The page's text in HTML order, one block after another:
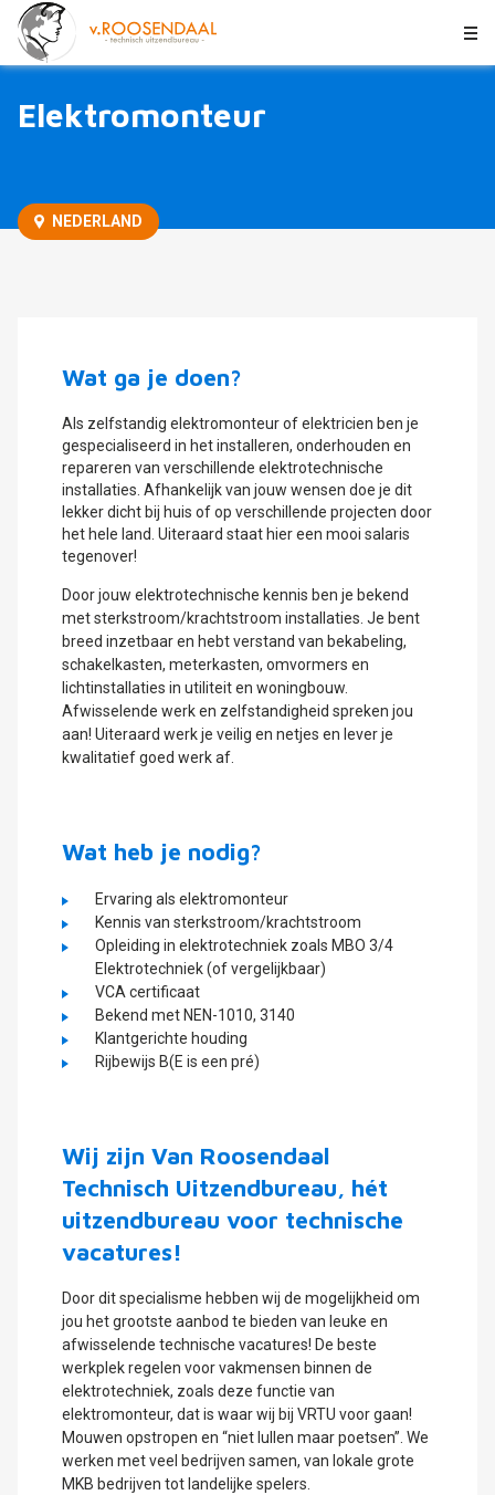
Elektromonteur
MBO Tijdelijk/vast €2500-3500
NEDERLAND
Elektromonteur
NEDERLAND
Wat ga je doen?
Als zelfstandig elektromonteur of elektricien ben je
gespecialiseerd in het installeren, onderhouden en
repareren van verschillende elektrotechnische
installaties. Afhankelijk van jouw wensen doe je dit
lekker dicht bij huis of op verschillende projecten door
het hele land. Uiteraard staat hier een mooi salaris
tegenover!
Door jouw elektrotechnische kennis ben je bekend
met sterkstroom/krachtstroom installaties. Je bent
breed inzetbaar en hebt verstand van bekabeling,
schakelkasten, meterkasten, omvormers en
lichtinstallaties in utiliteit en woningbouw.
Afwisselende werk en zelfstandigheid spreken jou
aan! Uiteraard werk je veilig en netjes en lever je
kwalitatief goed werk af.
Wat heb je nodig?
Ervaring als elektromonteur
Kennis van sterkstroom/krachtstroom
Opleiding in elektrotechniek zoals MBO 3/4
Elektrotechniek (of vergelijkbaar)
VCA certificaat
Bekend met NEN-1010, 3140
Klantgerichte houding
Rijbewijs B(E is een pré)
Wij zijn Van Roosendaal
Technisch Uitzendbureau, hét
uitzendbureau voor technische
vacatures!
Door dit specialisme hebben wij de mogelijkheid om
jou het grootste aanbod te bieden van leuke en
afwisselende technische vacatures! De beste
werkplek regelen voor vakmensen binnen de
elektrotechniek, zoals deze functie van
elektromonteur, dat is waar wij bij VRTU voor gaan!
Mouwen opstropen en “niet lullen maar poetsen”. We
werken met veel bedrijven samen, van lokale grote
MKB bedrijven tot landelijke spelers.